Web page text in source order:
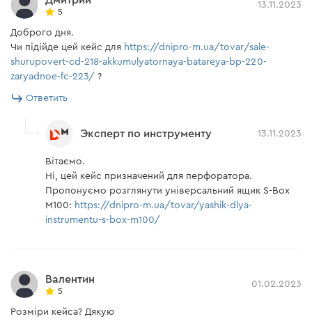
5
13.11.2023
Доброго дня.
Чи підійде цей кейс для https://dnipro-m.ua/tovar/sale-
shurupovert-cd-218-akkumulyatornaya-batareya-bp-220-
zaryadnoe-fc-223/ ?
Ответить
Эксперт по инструменту 13.11.2023
Вітаємо.
Ні, цей кейс призначений для перфоратора.
Пропонуємо розглянути універсальний ящик S-Box
M100: https://dnipro-m.ua/tovar/yashik-dlya-
instrumentu-s-box-m100/
Валентин
5
01.02.2023
Розміри кейса? Дякую